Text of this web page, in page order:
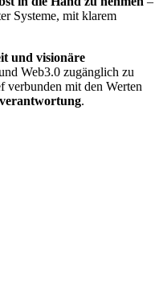
Systeme, mit klarem
und visionäre
Web3.0 zugänglich zu
verbunden mit den Werten
.